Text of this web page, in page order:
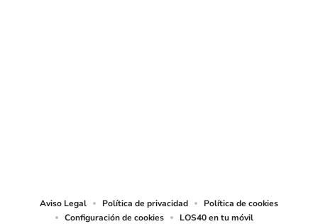
Aviso Legal Política de privacidad
Política de cookies
Configuración de cookies
LOS40 en tu móvil